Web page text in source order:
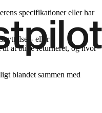
specifikationer eller har
eller
til at blive returneret, og hvor
blandet sammen med